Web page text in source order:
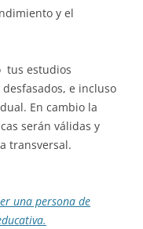
y el
tus estudios
e incluso
En cambio la
serán válidas y
transversal.
una persona de